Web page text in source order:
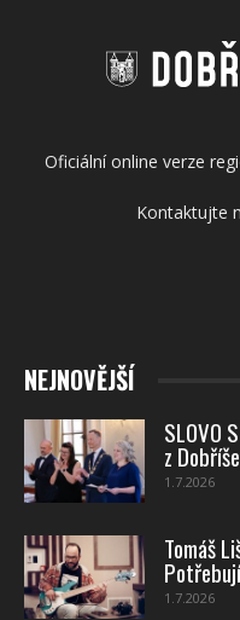
Oficiální online verze
Kontaktujte
NEJNOVĚJŠÍ
SLOVO
z
1.7.2026
Tomáš
1.7.2026